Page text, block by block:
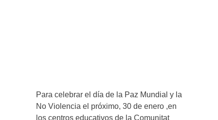
Para celebrar el día de la Paz Mundial y la
No Violencia el próximo, 30 de enero ,en
los centros educativos de la Comunitat